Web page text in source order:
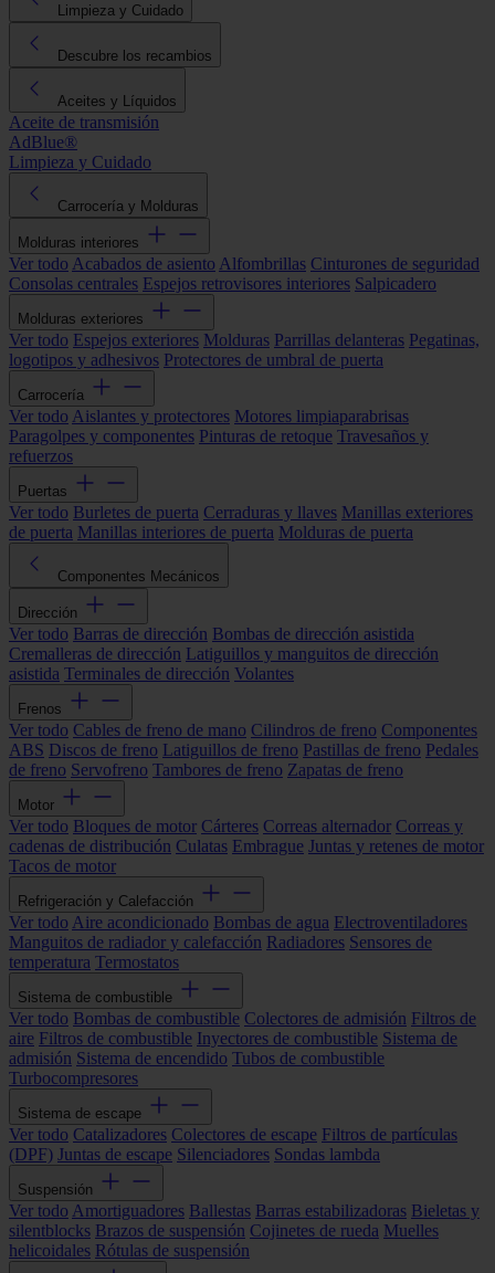
Limpieza y Cuidado
Descubre los recambios
Aceites y Líquidos
Aceite de transmisión
AdBlue®
Limpieza y Cuidado
Carrocería y Molduras
Molduras interiores
Ver todo Acabados de asiento Alfombrillas Cinturones de seguridad
Consolas centrales Espejos retrovisores interiores Salpicadero
Molduras exteriores
Ver todo Espejos exteriores Molduras Parrillas delanteras Pegatinas,
logotipos y adhesivos Protectores de umbral de puerta
Carrocería
Ver todo Aislantes y protectores Motores limpiaparabrisas
Paragolpes y componentes Pinturas de retoque Travesaños y
refuerzos
Puertas
Ver todo Burletes de puerta Cerraduras y llaves Manillas exteriores
de puerta Manillas interiores de puerta Molduras de puerta
Componentes Mecánicos
Dirección
Ver todo Barras de dirección Bombas de dirección asistida
Cremalleras de dirección Latiguillos y manguitos de dirección
asistida Terminales de dirección Volantes
Frenos
Ver todo Cables de freno de mano Cilindros de freno Componentes
ABS Discos de freno Latiguillos de freno Pastillas de freno Pedales
de freno Servofreno Tambores de freno Zapatas de freno
Motor
Ver todo Bloques de motor Cárteres Correas alternador Correas y
cadenas de distribución Culatas Embrague Juntas y retenes de motor
Tacos de motor
Refrigeración y Calefacción
Ver todo Aire acondicionado Bombas de agua Electroventiladores
Manguitos de radiador y calefacción Radiadores Sensores de
temperatura Termostatos
Sistema de combustible
Ver todo Bombas de combustible Colectores de admisión Filtros de
aire Filtros de combustible Inyectores de combustible Sistema de
admisión Sistema de encendido Tubos de combustible
Turbocompresores
Sistema de escape
Ver todo Catalizadores Colectores de escape Filtros de partículas
(DPF) Juntas de escape Silenciadores Sondas lambda
Suspensión
Ver todo Amortiguadores Ballestas Barras estabilizadoras Bieletas y
silentblocks Brazos de suspensión Cojinetes de rueda Muelles
helicoidales Rótulas de suspensión